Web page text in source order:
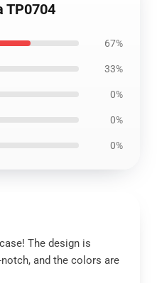
TP0704
67%
33%
0%
0%
0%
The design is
and the colors are